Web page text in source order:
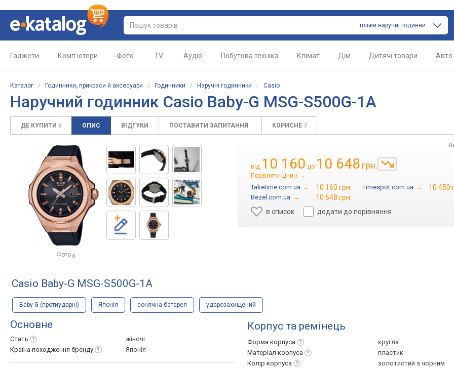
тільки наручні годинники
Гаджети Комп'ютери Фото TV Аудіо Побутова техніка Клімат Дім Дитячі товари Авто
Каталог / Годинники, прикраси й аксесуари / Годинники / Наручні годинники / Casio
Наручний годинник Casio Baby-G MSG-S500G-1A
ДЕ КУПИТИ 3 ОПИС ВІДГУКИ ПОСТАВИТИ ЗАПИТАННЯ КОРИСНЕ 7
Фото 8
від 10 160 до 10 648 грн.
Порівняти ціни 3 →
Taketime.com.ua → 10 160 грн. Timespot.com.ua → 10 450
Bezel.com.ua →
10 648 грн.
в список
додати до порівняння
Casio Baby-G MSG-S500G-1A
Baby-G (протиударні) Японія сонячна батарея ударозахищений
Основне
Стать
жіночі
Країна походження бренду Японія
Корпус та ремінець
Форма корпуса
кругла
Матеріал корпуса
пластик
Колір корпуса
золотистий з чорним